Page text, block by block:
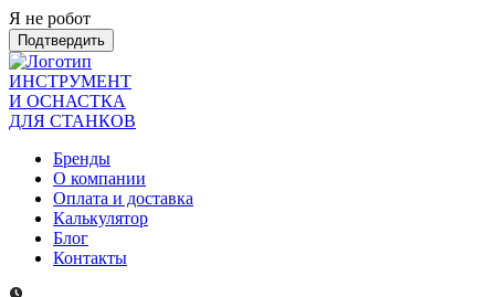
Я не робот
Подтвердить
ИНСТРУМЕНТ
И ОСНАСТКА
ДЛЯ СТАНКОВ
Бренды
О компании
Оплата и доставка
Калькулятор
Блог
Контакты